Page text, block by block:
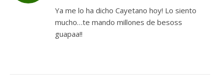
Ya me lo ha dicho Cayetano hoy! Lo siento
mucho…te mando millones de besoss
guapaa!!